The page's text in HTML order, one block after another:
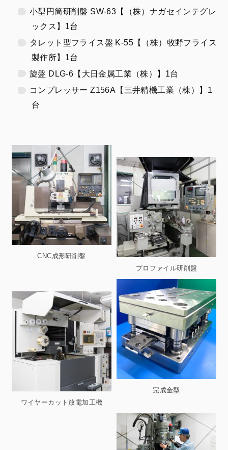
小型円筒研削盤 SW-63【（株）ナガセインテグレ
ックス】1台
タレット型フライス盤 K-55【（株）牧野フライス
製作所】1台
旋盤 DLG-6【大日金属工業（株）】1台
コンプレッサー Z156A【三井精機工業（株）】1
台
CNC成形研削盤
プロファイル研削盤
ワイヤーカット放電加工機
完成金型